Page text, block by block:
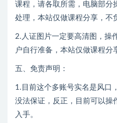
课程，请各取所需，电脑部分
处理，本站仅做课程分享，不
2.人证图片一定要高清图，操
户自行准备，本站仅做课程分
五、免责声明：
1.目前这个多账号实名是风口
没法保证，反正，目前可以操
入手。